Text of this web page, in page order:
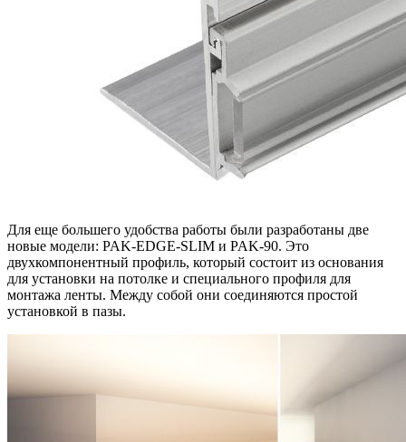
Для еще большего удобства работы были разработаны две
новые модели: PAK-EDGE-SLIM и PAK-90. Это
двухкомпонентный профиль, который состоит из основания
для установки на потолке и специального профиля для
монтажа ленты. Между собой они соединяются простой
установкой в пазы.